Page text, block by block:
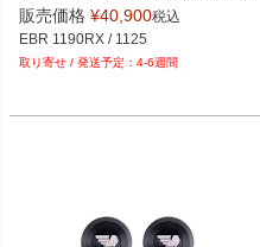
R
gbr_EC-1190RX-2014-SET-GBR
販売価格 ¥40,900税込
EBR 1190RX / 1125
4-6週間